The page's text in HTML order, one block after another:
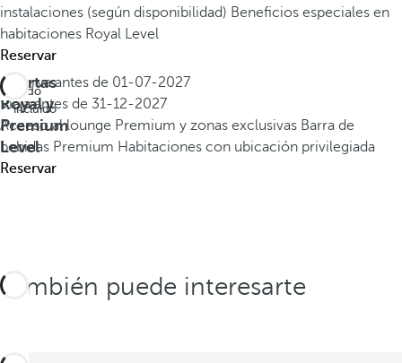
instalaciones (según disponibilidad) Beneficios especiales en
habitaciones Royal Level
Reservar
Ofertas
Royal y
Premium
Level
Todo
incluido
Reserva antes de 01-07-2027
Viaja antes de 31-12-2027
Acceso al lounge Premium y zonas exclusivas Barra de
bebidas Premium Habitaciones con ubicación privilegiada
Reservar
También puede interesarte